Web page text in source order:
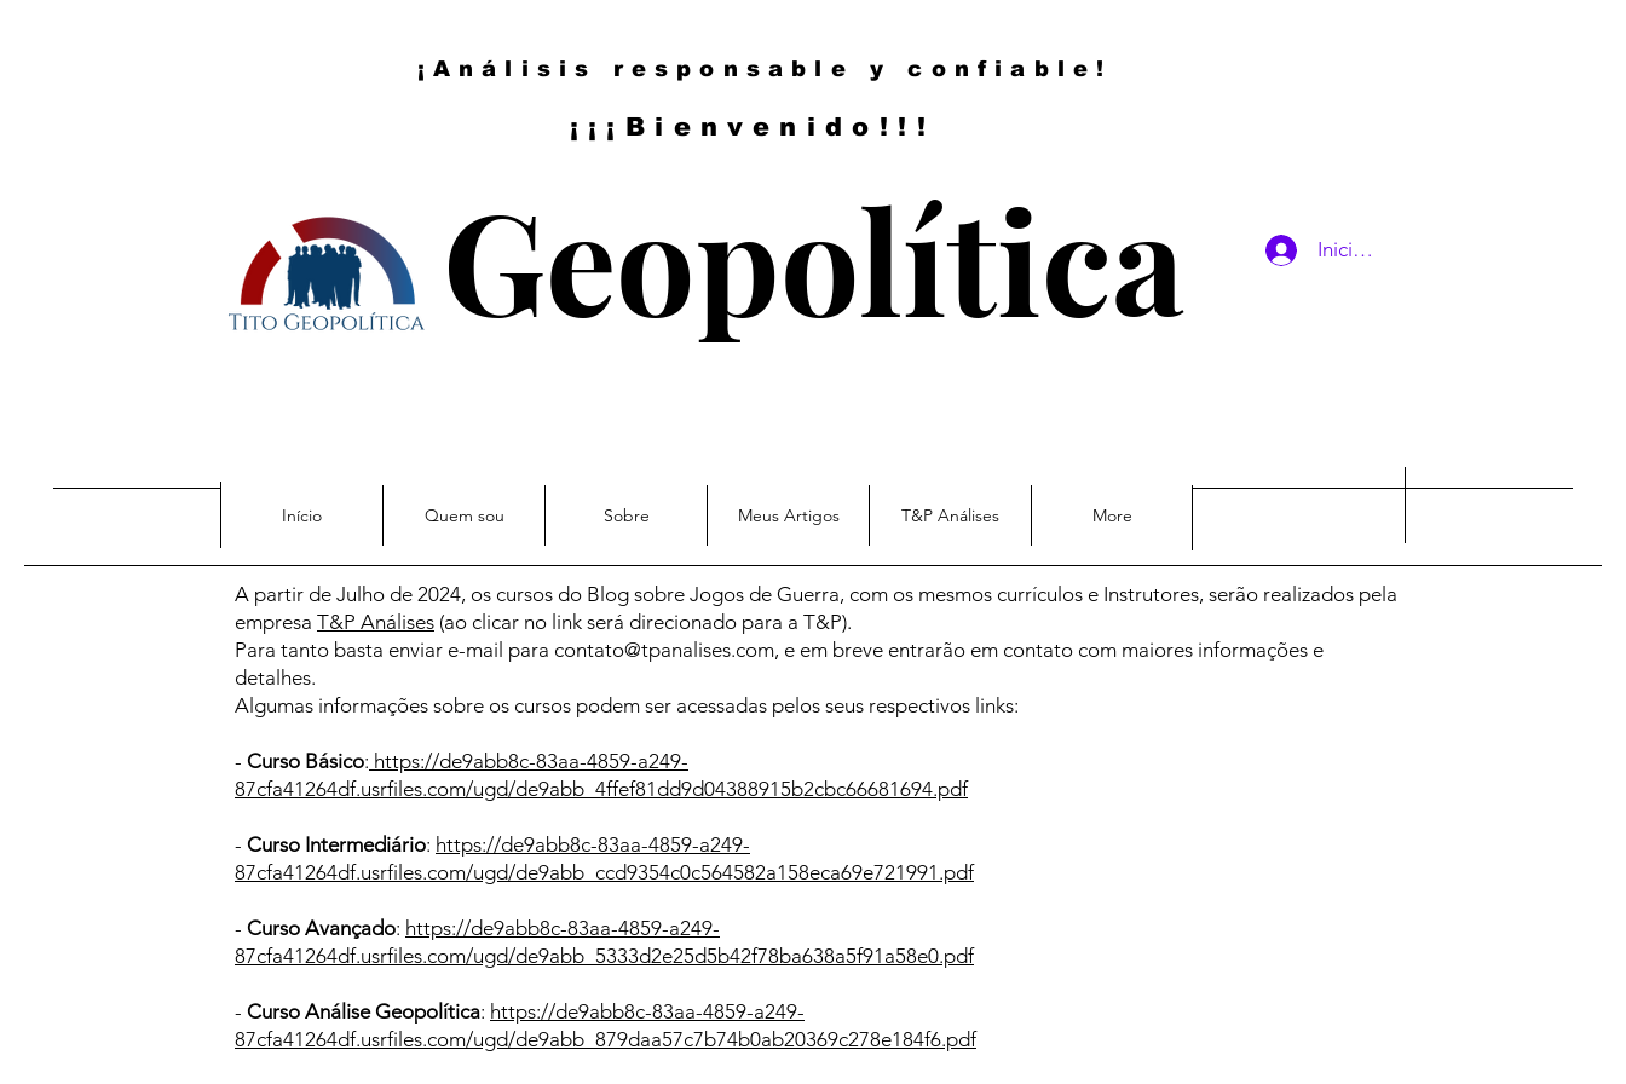
¡Análisis responsable y confiable!
¡¡¡Bienvenido!!!
Geopolítica Iniciar sesión
Início Quem sou Sobre Meus Artigos T&P Análises More
A partir de Julho de 2024, os cursos do Blog sobre Jogos de Guerra, com os mesmos currículos e Instrutores, serão realizados pela
empresa T&P Análises (ao clicar no link será direcionado para a T&P).
Para tanto basta enviar e-mail para contato@tpanalises.com, e em breve entrarão em contato com maiores informações e
detalhes.
Algumas informações sobre os cursos podem ser acessadas pelos seus respectivos links:
- Curso Básico: https://de9abb8c-83aa-4859-a249-
87cfa41264df.usrfiles.com/ugd/de9abb_4ffef81dd9d04388915b2cbc66681694.pdf
- Curso Intermediário: https://de9abb8c-83aa-4859-a249-
87cfa41264df.usrfiles.com/ugd/de9abb_ccd9354c0c564582a158eca69e721991.pdf
- Curso Avançado: https://de9abb8c-83aa-4859-a249-
87cfa41264df.usrfiles.com/ugd/de9abb_5333d2e25d5b42f78ba638a5f91a58e0.pdf
- Curso Análise Geopolítica: https://de9abb8c-83aa-4859-a249-
87cfa41264df.usrfiles.com/ugd/de9abb_879daa57c7b74b0ab20369c278e184f6.pdf